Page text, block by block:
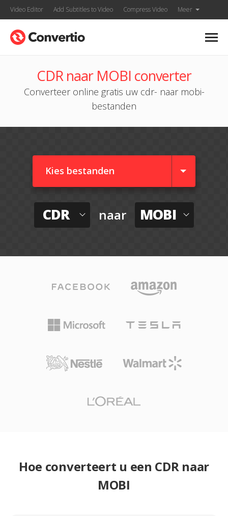
Video Editor Add Subtitles to Video Compress Video Meer
CDR naar MOBI converter
Converteer online gratis uw cdr- naar mobi-
bestanden
Kies bestanden
CDR naar MOBI
Hoe converteert u een CDR naar
MOBI